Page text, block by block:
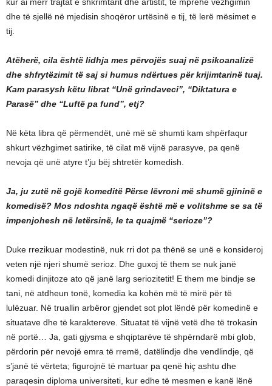
dhe të sjellë në mjedisin shoqëror urtësinë e tij, të lerë mësimet e
tij.
Atëherë, cila është lidhja mes përvojës suaj në psikoanalizë
dhe shfrytëzimit të saj si humus ndërtues për krijimtarinë tuaj.
Kam parasysh këtu librat “Unë grindaveci”, “Diktatura e
Parasë” dhe “Luftë pa fund”, etj?
Në këta libra që përmendët, unë më së shumti kam shpërfaqur
shkurt vëzhgimet satirike, të cilat më vijnë parasyve, pa qenë
nevoja që unë atyre t’ju bëj shtretër komedish.
Ja, ju zutë në gojë komeditë Përse lëvroni më shumë gjininë e
komedisë? Mos ndoshta ngaqë është më e volitshme se sa të
impenjohesh në letërsinë, le ta quajmë “serioze”?
Duke rrezikuar modestinë, nuk rri dot pa thënë se unë e konsideroj
veten një njeri shumë serioz. Dhe guxoj të them se nuk janë
komedi dinjitoze ato që janë larg seriozitetit! E them me bindje se
tani, në atdheun tonë, komedia ka kohën më të mirë për të
lulëzuar. Në truallin arbëror gjendet sot plot lëndë për komedinë e
situatave dhe të karaktereve. Situatat të vijnë vetë dhe të trokasin
në portë… Ja, gati gjysma e shqiptarëve të shpërndarë mbi glob,
përdorin për nevojë emra të rremë, datëlindje dhe vendlindje, që
s’janë të vërteta; figurojnë të martuar pa qenë hiç ashtu dhe
paraqesin diploma universiteti, kur edhe të mesmen e kanë lënë